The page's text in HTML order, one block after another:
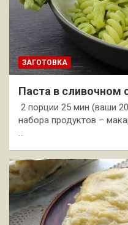
ЗАГОТОВКА
Паста в сливочном
2 порции 25 мин (ваши
набора продуктов –
…